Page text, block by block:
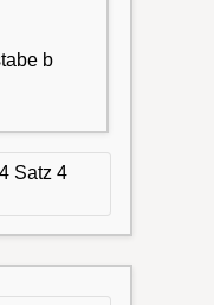
b
Satz 4